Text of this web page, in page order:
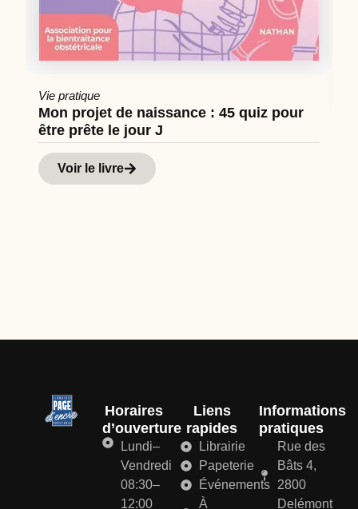
Vie pratique
Mon projet de naissance : 45 quiz pour
être prête le jour J
Voir le livre
Horaires
d’ouverture
Lundi–
Vendredi
08:30–
12:00
Liens
rapides
Librairie
Papeterie
Événements
À
Informations
pratiques
Rue des
Bâts 4,
2800
Delémont